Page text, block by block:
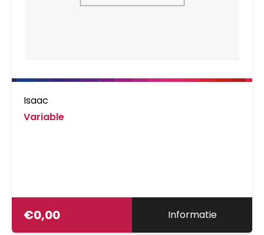
Isaac
Variable
€0,00 Informatie